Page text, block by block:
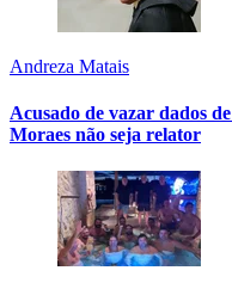
Andreza Matais
Acusado de vazar dados
Moraes não seja relator